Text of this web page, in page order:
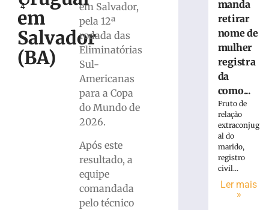
4
em
Salvador
(BA)
em Salvador,
pela 12ª
rodada das
Eliminatórias
Sul-
Americanas
para a Copa
do Mundo de
2026.
Após este
resultado, a
equipe
comandada
pelo técnico
Serra
Rastro
interditada
neste
sábado
manda
retirar
nome de
mulher
registra
da
como...
Fruto de
relação
extraconjug
al do
marido,
registro
civil...
Ler mais
»